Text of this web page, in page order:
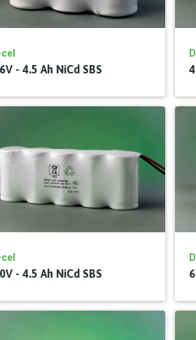
- 4.5 Ah NiCd SBS
- 4.5 Ah NiCd SBS